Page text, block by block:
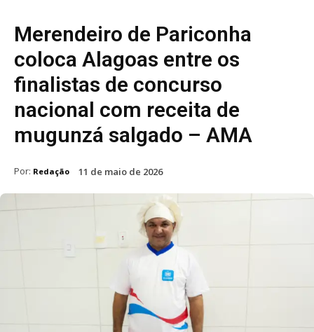
Merendeiro de Pariconha
coloca Alagoas entre os
finalistas de concurso
nacional com receita de
mugunzá salgado – AMA
Por: Redação 11 de maio de 2026